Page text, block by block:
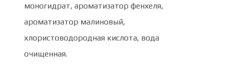
моногидрат, ароматизатор фенхеля,
ароматизатор малиновый,
хлористоводородная кислота, вода
очищенная.